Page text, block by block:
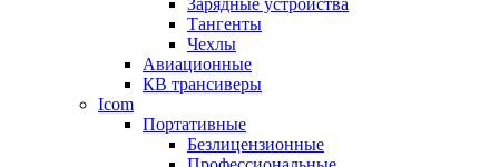
Тангенты
Чехлы
Авиационные
КВ трансиверы
Icom
Портативные
Безлицензионные